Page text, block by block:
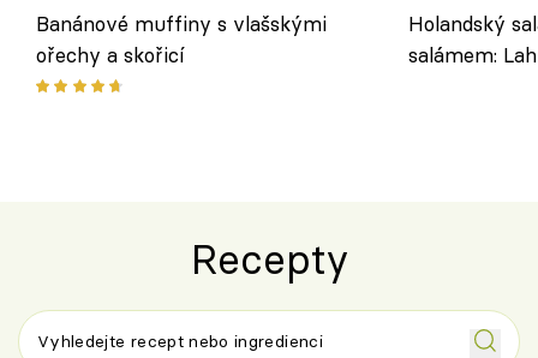
Banánové muffiny s vlašskými
ořechy a skořicí
Holandský
salámem:
Recepty